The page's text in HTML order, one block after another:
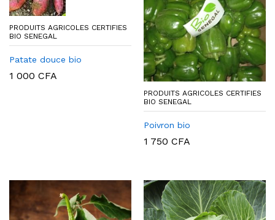
PRODUITS AGRICOLES CERTIFIES
BIO SENEGAL
Patate douce bio
1 000 CFA
PRODUITS AGRICOLES CERTIFIES
BIO SENEGAL
Poivron bio
1 750 CFA